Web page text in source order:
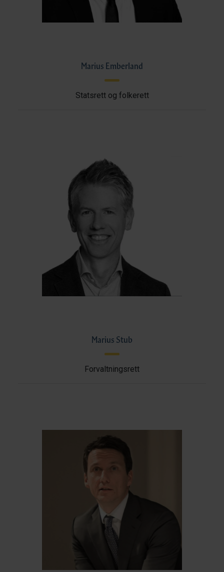
Marius Emberland
Statsrett og folkerett
Marius Stub
Forvaltningsrett